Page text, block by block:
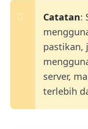
Catatan:
pastikan,
server,
terlebih